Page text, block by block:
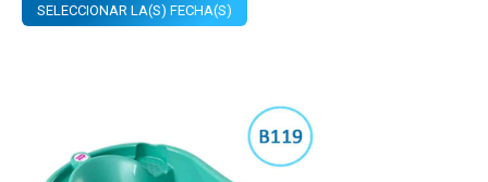
SELECCIONAR LA(S) FECHA(S)